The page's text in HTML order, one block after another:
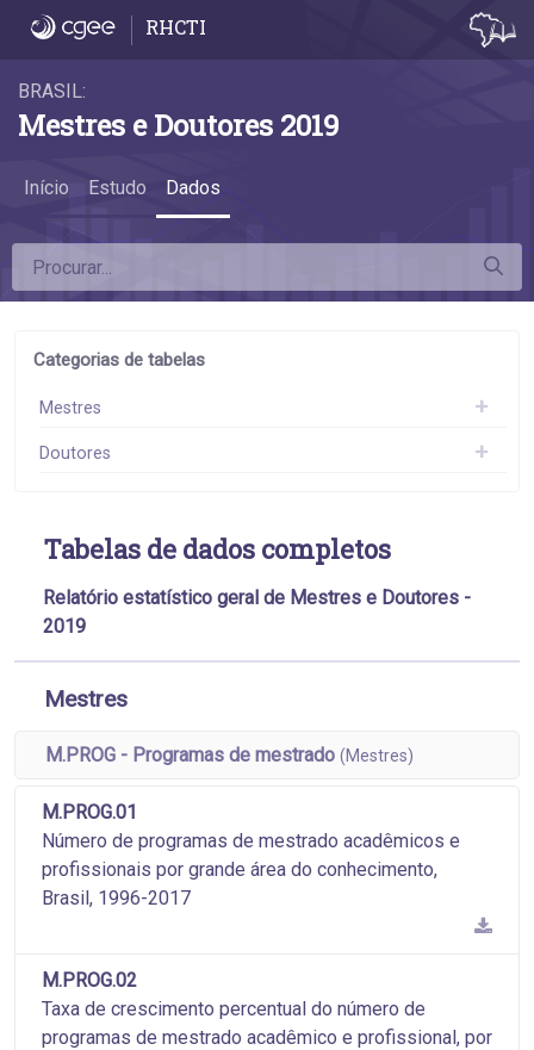
Dados RHCTI
BRASIL:
Mestres e Doutores 2019
Início Estudo Dados
Categorias de tabelas
Mestres
Doutores
Tabelas de dados completos
Relatório estatístico geral de Mestres e Doutores -
2019
Mestres
M.PROG - Programas de mestrado (Mestres)
M.PROG.01
Número de programas de mestrado acadêmicos e
profissionais por grande área do conhecimento,
Brasil, 1996-2017
M.PROG.02
Taxa de crescimento percentual do número de
programas de mestrado acadêmico e profissional, por